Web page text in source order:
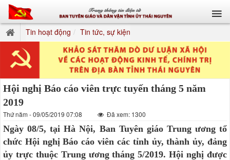
Tin hoạt động Tin tức, sự kiện
Hội nghị Báo cáo viên trực tuyến tháng 5 năm
2019
Thứ năm - 09/05/2019 07:08 Đã xem: 1300
Ngày 08/5, tại Hà Nội, Ban Tuyên giáo Trung ương tổ
chức Hội nghị Báo cáo viên các tỉnh ủy, thành ủy, đảng
ủy trực thuộc Trung ương tháng 5/2019. Hội nghị được